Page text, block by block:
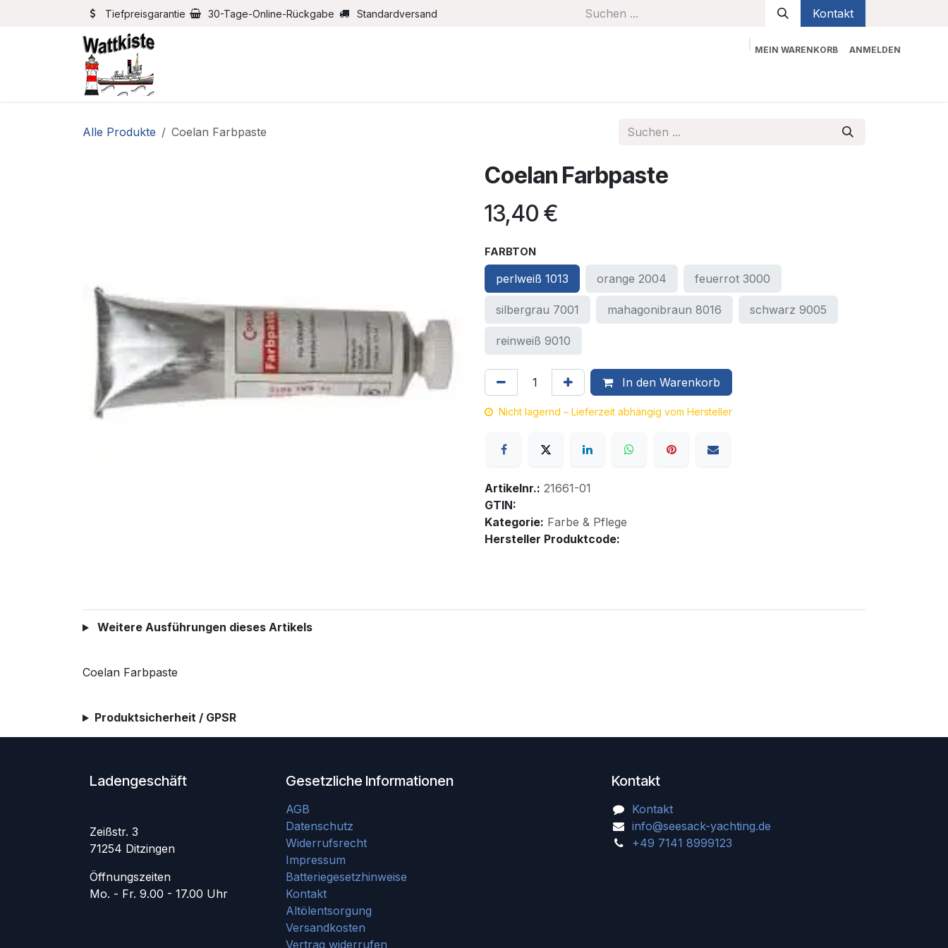
Zum Inhalt springenTiefpreisgarantie 30-Tage-Online-Rückgabe Standardversand Kontakt
MEIN WARENKORB ANMELDEN
Alle Produkte Coelan Farbpaste
Coelan Farbpaste
13,40 €
FARBTON
perlweiß 1013 orange 2004 feuerrot 3000
silbergrau 7001 mahagonibraun 8016 schwarz 9005
reinweiß 9010
In den Warenkorb
Nicht lagernd – Lieferzeit abhängig vom Hersteller
Artikelnr.: 21661-01
GTIN:
Kategorie: Farbe & Pflege
Hersteller Produktcode:
Weitere Ausführungen dieses Artikels
Coelan Farbpaste
Produktsicherheit / GPSR
Ladengeschäft
Zeißstr. 3
71254 Ditzingen
Öffnungszeiten
Mo. - Fr. 9.00 - 17.00 Uhr
Kontakt
Kontakt
info@seesack-yachting.de
+49 7141 8999123
Gesetzliche Informationen
AGB
Datenschutz
Widerrufsrecht
Impressum
Batteriegesetzhinweise
Kontakt
Altölentsorgung
Versandkosten
Vertrag widerrufen